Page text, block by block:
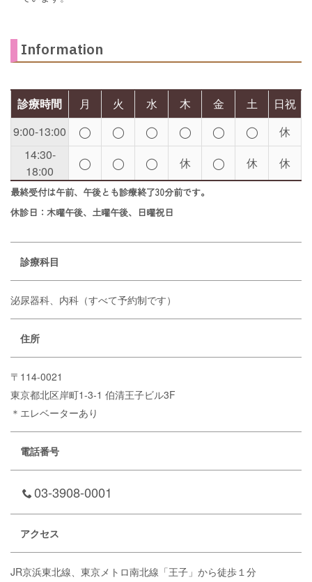
Information
診療時間 月 火 水 木 金 土
日祝
9:00-13:00
◯ ◯ ◯ ◯ ◯ ◯
休
14:30-
18:00
◯ ◯ ◯ 休 ◯ 休 休
最終受付は午前、午後とも診療終了30分前です。
休診日：木曜午後、土曜午後、日曜祝日
診療科目
泌尿器科、内科（すべて予約制です）
住所
〒114-0021
東京都北区岸町1-3-1 伯清王子ビル3F
＊エレベーターあり
電話番号
03-3908-0001
アクセス
JR京浜東北線、東京メトロ南北線「王子」から徒歩１分